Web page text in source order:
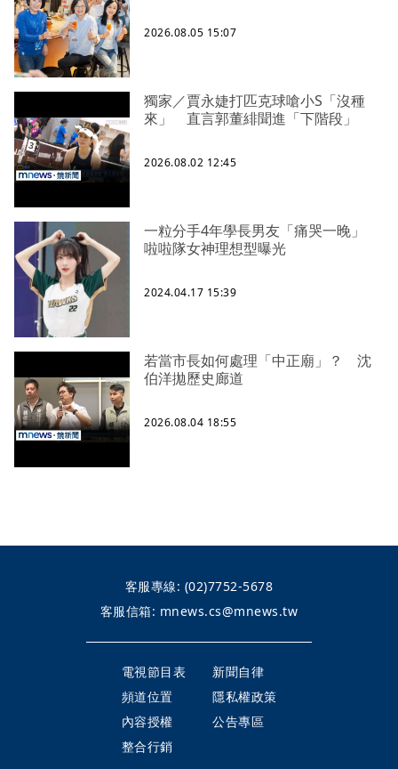
2026.08.05 15:07
獨家／賈永婕打匹克球嗆小S「沒種
來」 直言郭董緋聞進「下階段」
2026.08.02 12:45
一粒分手4年學長男友「痛哭一晚」
啦啦隊女神理想型曝光
2024.04.17 15:39
若當市長如何處理「中正廟」？ 沈
伯洋拋歷史廊道
2026.08.04 18:55
客服專線: (02)7752-5678
客服信箱: mnews.cs@mnews.tw
電視節目表
新聞自律
頻道位置
隱私權政策
內容授權
公告專區
整合行銷